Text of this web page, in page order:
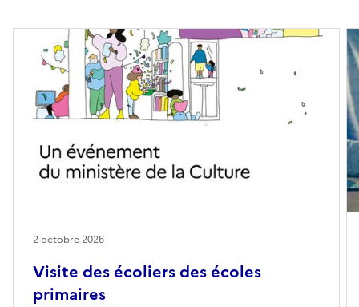
Visite des écoliers des écoles
primaires
2 octobre 2026